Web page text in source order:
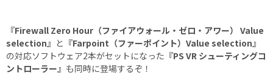
『Firewall Zero Hour（ファイアウォール・ゼロ・アワー） Value
selection』 と 『Farpoint（ファーポイント）Value selection』
の対応ソフトウェア2本がセットになった 『PS VR シューティングコ
ントローラー』 も同時に登場するぞ！